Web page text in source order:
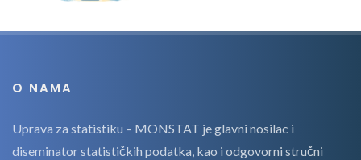
O NAMA
Uprava za statistiku – MONSTAT je glavni nosilac i
diseminator statističkih podatka, kao i odgovorni stručni